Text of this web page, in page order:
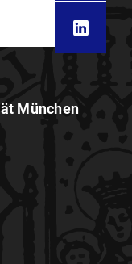
München